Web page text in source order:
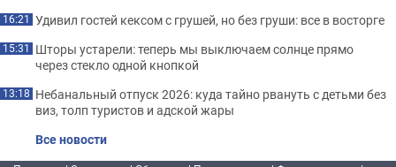
16:21 Удивил гостей кексом с грушей, но без груши: все в восторге
15:31 Шторы устарели: теперь мы выключаем солнце прямо
через стекло одной кнопкой
13:18 Небанальный отпуск 2026: куда тайно рвануть с детьми без
виз, толп туристов и адской жары
Все новости